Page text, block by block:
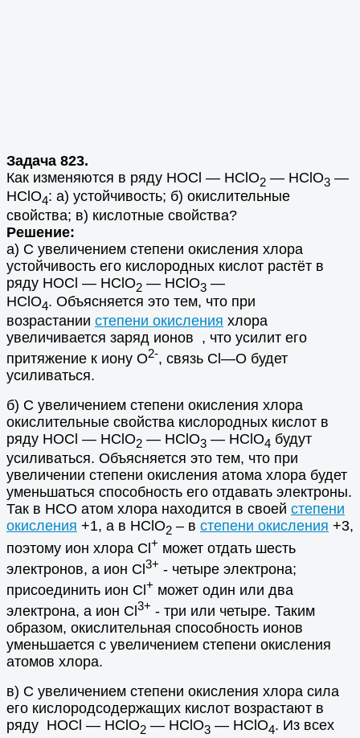
Задача 823.
Как изменяются в ряду HOCl — HClO2 — HClO3 —
HClO4: а) устойчивость; б) окислительные
свойства; в) кислотные свойства?
Решение:
а) С увеличением степени окисления хлора
устойчивость его кислородных кислот растёт в
ряду HOCl — HClO2 — HClO3 —
HClO4. Объясняется это тем, что при
возрастании степени окисления хлора
увеличивается заряд ионов , что усилит его
притяжение к иону О2-, связь Cl—O будет
усиливаться.
б) С увеличением степени окисления хлора
окислительные свойства кислородных кислот в
ряду HOCl — HClO2 — HClO3 — HClO4 будут
усиливаться. Объясняется это тем, что при
увеличении степени окисления атома хлора будет
уменьшаться способность его отдавать электроны.
Так в HCO атом хлора находится в своей степени
окисления +1, а в HClO2 – в степени окисления +3,
поэтому ион хлора Cl + может отдать шесть
электронов, а ион Сl 3+ - четыре электрона;
присоединить ион Cl + может один или два
электрона, а ион Сl 3+ - три или четыре. Таким
образом, окислительная способность ионов
уменьшается с увеличением степени окисления
атомов хлора.
в) С увеличением степени окисления хлора сила
его кислородсодержащих кислот возрастают в
ряду HOCl — HClO2 — HClO3 — HClO4. Из всех